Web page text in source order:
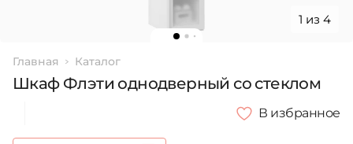
1 из 4
Главная Каталог
Шкаф Флэти однодверный со стеклом
В избранное